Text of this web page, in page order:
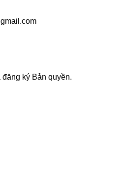
ký Bản quyền.